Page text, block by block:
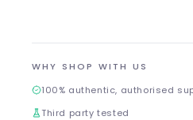
WHY SHOP WITH US
100% authentic, authorised
Third party tested